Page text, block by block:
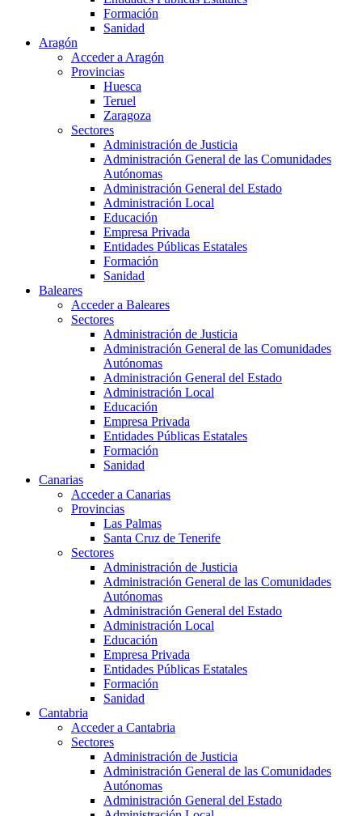
Formación
Sanidad
Aragón
Acceder a Aragón
Provincias
Huesca
Teruel
Zaragoza
Sectores
Administración de Justicia
Administración General de las Comunidades
Autónomas
Administración General del Estado
Administración Local
Educación
Empresa Privada
Entidades Públicas Estatales
Formación
Sanidad
Baleares
Acceder a Baleares
Sectores
Administración de Justicia
Administración General de las Comunidades
Autónomas
Administración General del Estado
Administración Local
Educación
Empresa Privada
Entidades Públicas Estatales
Formación
Sanidad
Canarias
Acceder a Canarias
Provincias
Las Palmas
Santa Cruz de Tenerife
Sectores
Administración de Justicia
Administración General de las Comunidades
Autónomas
Administración General del Estado
Administración Local
Educación
Empresa Privada
Entidades Públicas Estatales
Formación
Sanidad
Cantabria
Acceder a Cantabria
Sectores
Administración de Justicia
Administración General de las Comunidades
Autónomas
Administración General del Estado